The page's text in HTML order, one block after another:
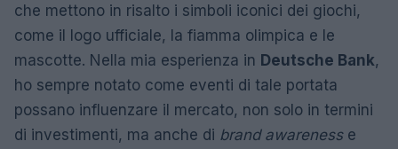
che mettono in risalto i simboli iconici dei giochi,
come il logo ufficiale, la fiamma olimpica e le
mascotte. Nella mia esperienza in Deutsche Bank,
ho sempre notato come eventi di tale portata
possano influenzare il mercato, non solo in termini
di investimenti, ma anche di brand awarenesse